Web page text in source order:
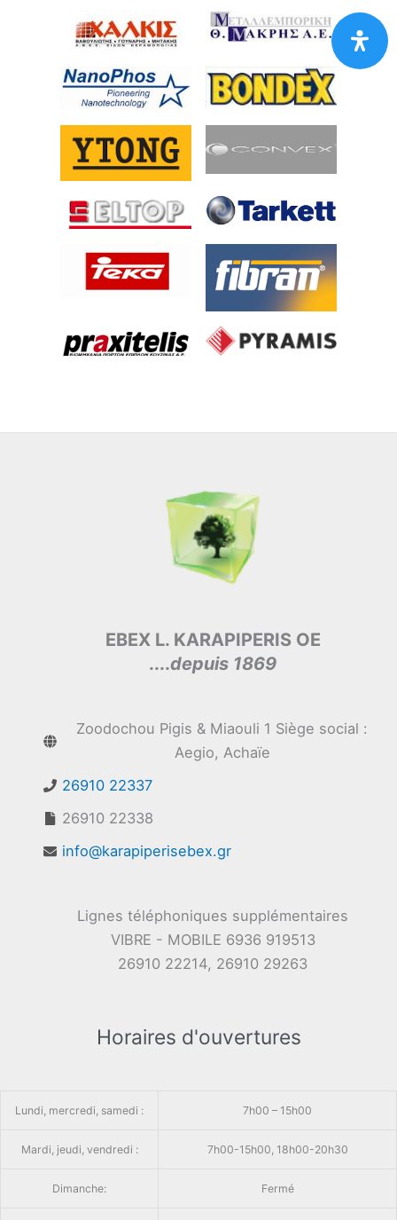
EBEX L. KARAPIPERIS OE
....depuis 1869
Zoodochou Pigis & Miaouli 1 Siège social :
Aegio, Achaïe
26910 22337
26910 22338
info@karapiperisebex.gr
Lignes téléphoniques supplémentaires
VIBRE - MOBILE 6936 919513
26910 22214, 26910 29263
Horaires d'ouvertures
Lundi, mercredi, samedi : 7h00 – 15h00
Mardi, jeudi, vendredi : 7h00-15h00, 18h00-20h30
Dimanche: Fermé